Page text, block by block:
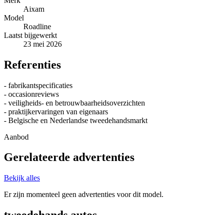
Aixam
Model
Roadline
Laatst bijgewerkt
23 mei 2026
Referenties
- fabrikantspecificaties
- occasionreviews
- veiligheids- en betrouwbaarheidsoverzichten
- praktijkervaringen van eigenaars
- Belgische en Nederlandse tweedehandsmarkt
Aanbod
Gerelateerde advertenties
Bekijk alles
Er zijn momenteel geen advertenties voor dit model.